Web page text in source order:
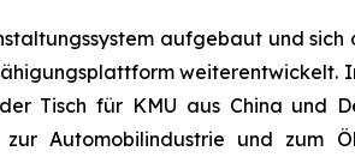
aufgebaut und
weiterentwickelt.
Tisch für KMU aus China und
Automobilindustrie und zum